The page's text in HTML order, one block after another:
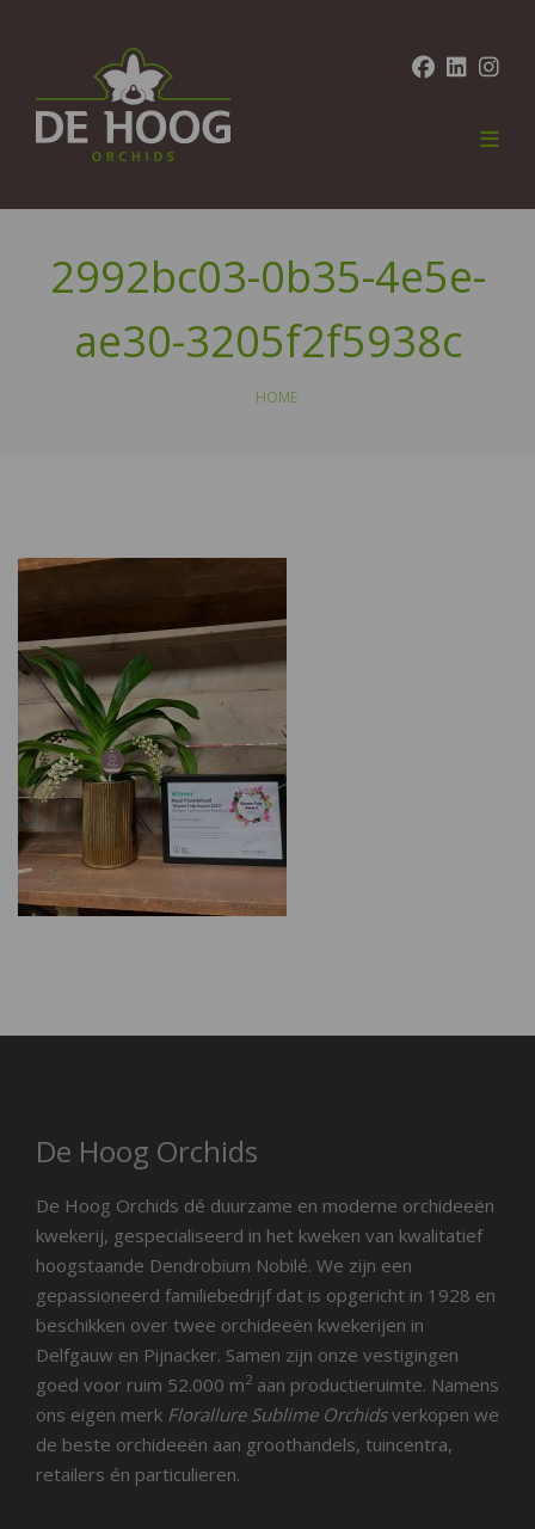
2992bc03-0b35-4e5e-
ae30-3205f2f5938c
HOME
De Hoog Orchids
De Hoog Orchids dé duurzame en moderne orchideeën
kwekerij, gespecialiseerd in het kweken van kwalitatief
hoogstaande Dendrobium Nobilé. We zijn een
gepassioneerd familiebedrijf dat is opgericht in 1928 en
beschikken over twee orchideeën kwekerijen in
Delfgauw en Pijnacker. Samen zijn onze vestigingen
goed voor ruim 52.000 m2 aan productieruimte. Namens
ons eigen merk Florallure Sublime Orchidsverkopen we
de beste orchideeën aan groothandels, tuincentra,
retailers én particulieren.